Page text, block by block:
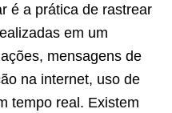
é a prática de rastrear
em um
mensagens de
na internet, uso de
tempo real. Existem